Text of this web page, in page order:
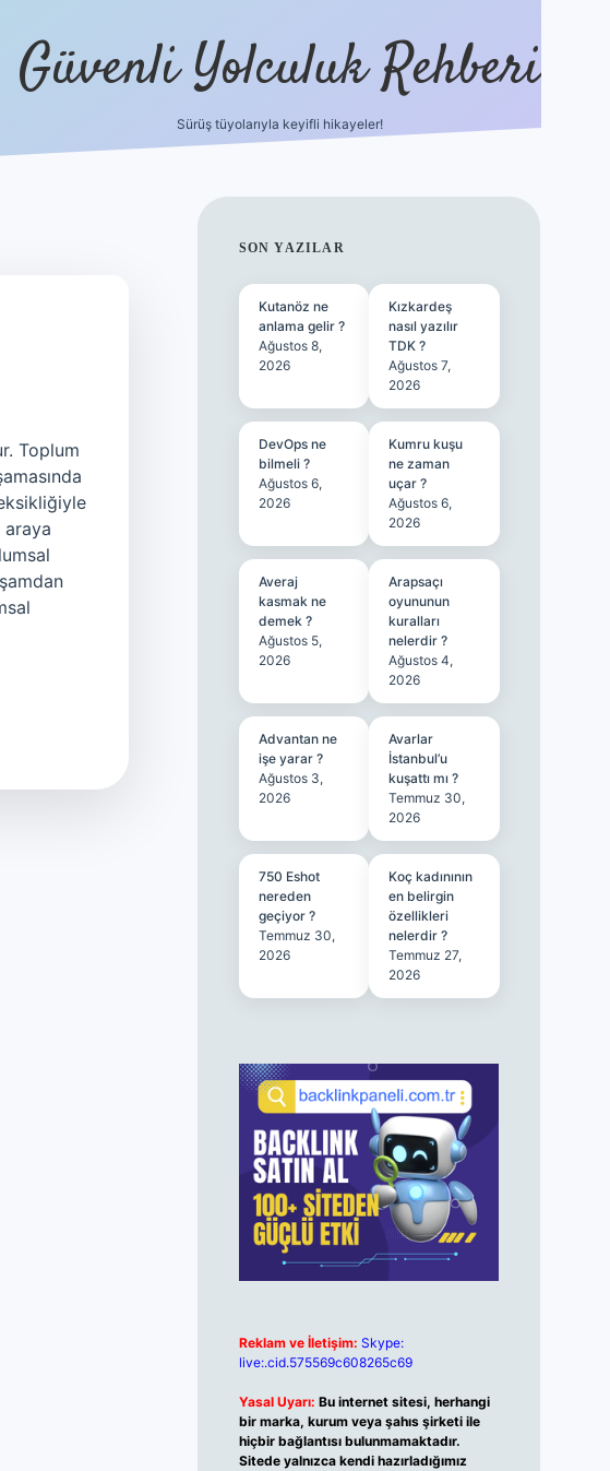
Güvenli Yolculuk Rehberi
Sürüş tüyolarıyla keyifli hikayeler!
Toplum
araya
SIDEBAR
SON YAZILAR
Kutanöz ne
anlama gelir ?
Ağustos 8,
2026
Kızkardeş
nasıl yazılır
TDK ?
Ağustos 7,
2026
DevOps ne
bilmeli ?
Ağustos 6,
2026
Kumru kuşu
ne zaman
uçar ?
Ağustos 6,
2026
Averaj
kasmak ne
demek ?
Ağustos 5,
2026
Arapsaçı
oyununun
kuralları
nelerdir ?
Ağustos 4,
2026
Advantan ne
işe yarar ?
Ağustos 3,
2026
Avarlar
İstanbul’u
kuşattı mı ?
Temmuz 30,
2026
750 Eshot
nereden
geçiyor ?
Temmuz 30,
2026
Koç kadınının
en belirgin
özellikleri
nelerdir ?
Temmuz 27,
2026
Reklam ve İletişim: Skype:
live:.cid.575569c608265c69
Yasal Uyarı: Bu internet sitesi, herhangi
bir marka, kurum veya şahıs şirketi ile
hiçbir bağlantısı bulunmamaktadır.
Sitede yalnızca kendi hazırladığımız
grandoperabet